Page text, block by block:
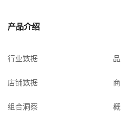
产品介绍
行业数据
店铺数据
组合洞察